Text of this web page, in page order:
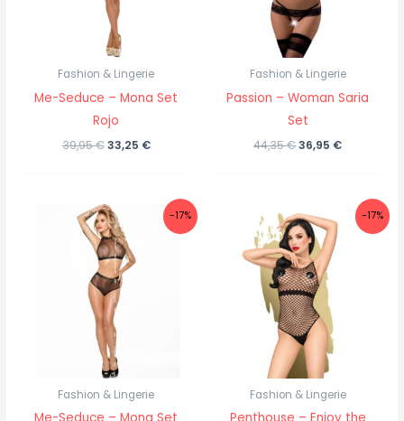
Fashion & Lingerie
Me-Seduce – Mona Set
Rojo
39,95€ El
39,95 €.
33,25 €El
33,25 €.
Fashion & Lingerie
Passion – Woman Saria
Set
44,35€El
36,95 €El
36,95 €.
-17%
Fashion & Lingerie
-17%
Fashion & Lingerie